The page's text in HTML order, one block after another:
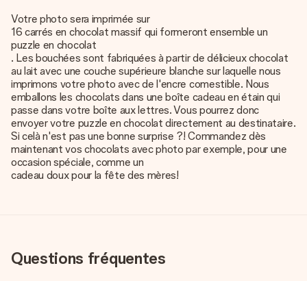
Votre photo sera imprimée sur
16 carrés en chocolat massif qui formeront ensemble un
puzzle en chocolat
. Les bouchées sont fabriquées à partir de délicieux chocolat
au lait avec une couche supérieure blanche sur laquelle nous
imprimons votre photo avec de l'encre comestible. Nous
emballons les chocolats dans une boîte cadeau en étain qui
passe dans votre boîte aux lettres. Vous pourrez donc
envoyer votre puzzle en chocolat directement au destinataire.
Si celà n'est pas une bonne surprise ?! Commandez dès
maintenant vos chocolats avec photo par exemple, pour une
occasion spéciale, comme un
cadeau doux pour la fête des mères!
Questions fréquentes